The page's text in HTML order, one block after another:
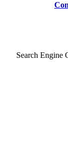
Search Engine